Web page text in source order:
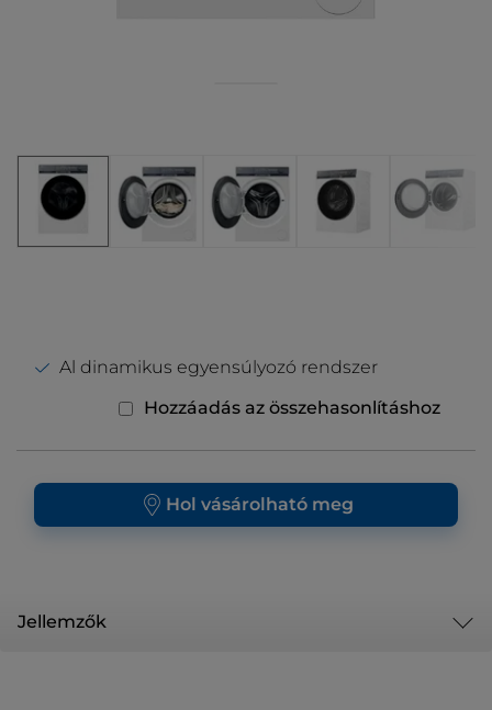
Al dinamikus egyensúlyozó rendszer
Hozzáadás az összehasonlításhoz
Hol vásárolható meg
Jellemzők